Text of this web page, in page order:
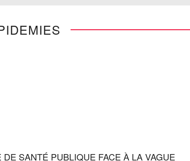
SANTÉ PUBLIQUE FACE À LA VAGUE